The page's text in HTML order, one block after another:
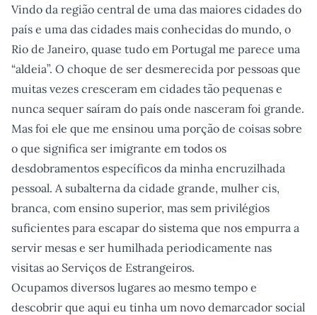
Vindo da região central de uma das maiores cidades do
país e uma das cidades mais conhecidas do mundo, o
Rio de Janeiro, quase tudo em Portugal me parece uma
“aldeia”. O choque de ser desmerecida por pessoas que
muitas vezes cresceram em cidades tão pequenas e
nunca sequer saíram do país onde nasceram foi grande.
Mas foi ele que me ensinou uma porção de coisas sobre
o que significa ser imigrante em todos os
desdobramentos específicos da minha encruzilhada
pessoal. A subalterna da cidade grande, mulher cis,
branca, com ensino superior, mas sem privilégios
suficientes para escapar do sistema que nos empurra a
servir mesas e ser humilhada periodicamente nas
visitas ao Serviços de Estrangeiros.
Ocupamos diversos lugares ao mesmo tempo e
descobrir que aqui eu tinha um novo demarcador social